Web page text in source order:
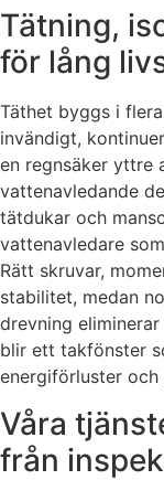
Tätning,
för lång
Täthet byggs i
invändigt,
en regnsäker yttre
vattenavledande
tätdukar och
vattenavledare
Rätt skruvar,
stabilitet, medan
drevning
blir ett takfönster
energiförluster
Våra
från